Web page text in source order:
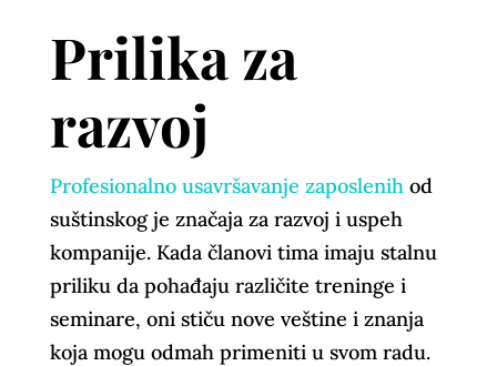
Prilika za
razvoj
Profesionalno usavršavanje zaposlenihod
suštinskog je značaja za razvoj i uspeh
kompanije. Kada članovi tima imaju stalnu
priliku da pohađaju različite treninge i
seminare, oni stiču nove veštine i znanja
koja mogu odmah primeniti u svom radu.